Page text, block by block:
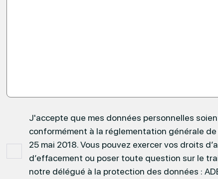
J'accepte que mes données personnelles
conformément à la réglementation générale
25 mai 2018. Vous pouvez exercer vos droits
d’effacement ou poser toute question sur le
notre délégué à la protection des données :